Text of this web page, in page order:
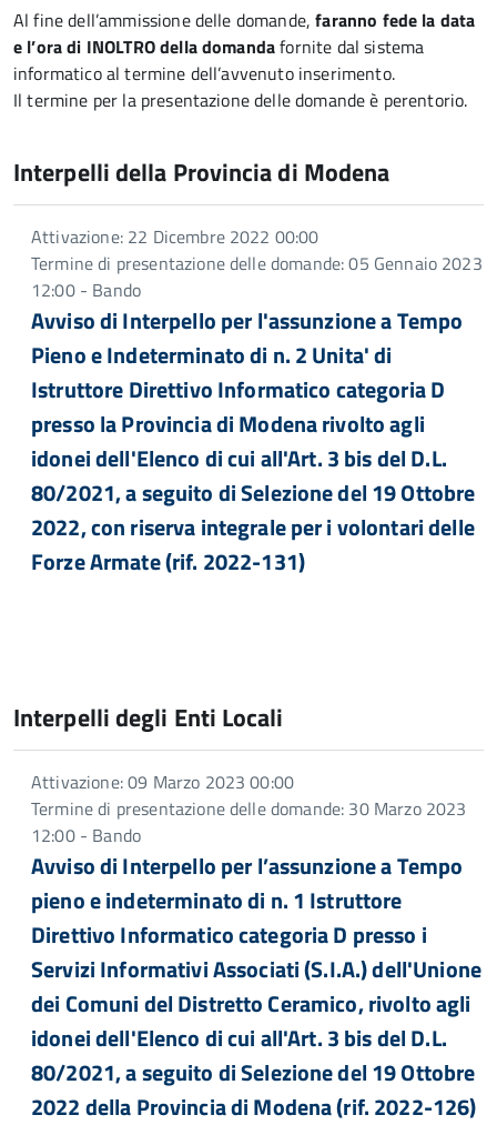
Al fine dell’ammissione delle domande,faranno fede la data
e l’ora di INOLTRO della domandafornite dal sistema
informatico al termine dell’avvenuto inserimento.
Il termine per la presentazione delle domande è perentorio.
Interpelli della Provincia di Modena
Attivazione: 22 Dicembre 2022 00:00
Termine di presentazione delle domande: 05 Gennaio 2023
12:00 - Bando
Avviso di Interpello per l'assunzione a Tempo
Pieno e Indeterminato di n. 2 Unita' di
Istruttore Direttivo Informatico categoria D
presso la Provincia di Modena rivolto agli
idonei dell'Elenco di cui all'Art. 3 bis del D.L.
80/2021, a seguito di Selezione del 19 Ottobre
2022, con riserva integrale per i volontari delle
Forze Armate (rif. 2022-131)
Interpelli degli Enti Locali
Attivazione: 09 Marzo 2023 00:00
Termine di presentazione delle domande: 30 Marzo 2023
12:00 - Bando
Avviso di Interpello per l’assunzione a Tempo
pieno e indeterminato di n. 1 Istruttore
Direttivo Informatico categoria D presso i
Servizi Informativi Associati (S.I.A.) dell'Unione
dei Comuni del Distretto Ceramico, rivolto agli
idonei dell'Elenco di cui all'Art. 3 bis del D.L.
80/2021, a seguito di Selezione del 19 Ottobre
2022 della Provincia di Modena (rif. 2022-126)